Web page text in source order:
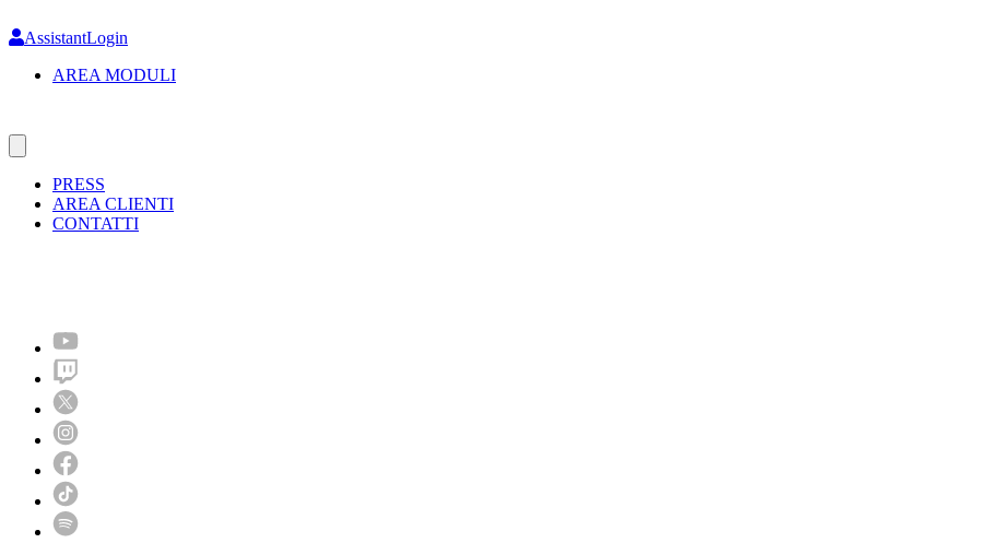
to
content
AssistantLogin
AREA MODULI
PRESS
AREA CLIENTI
CONTATTI